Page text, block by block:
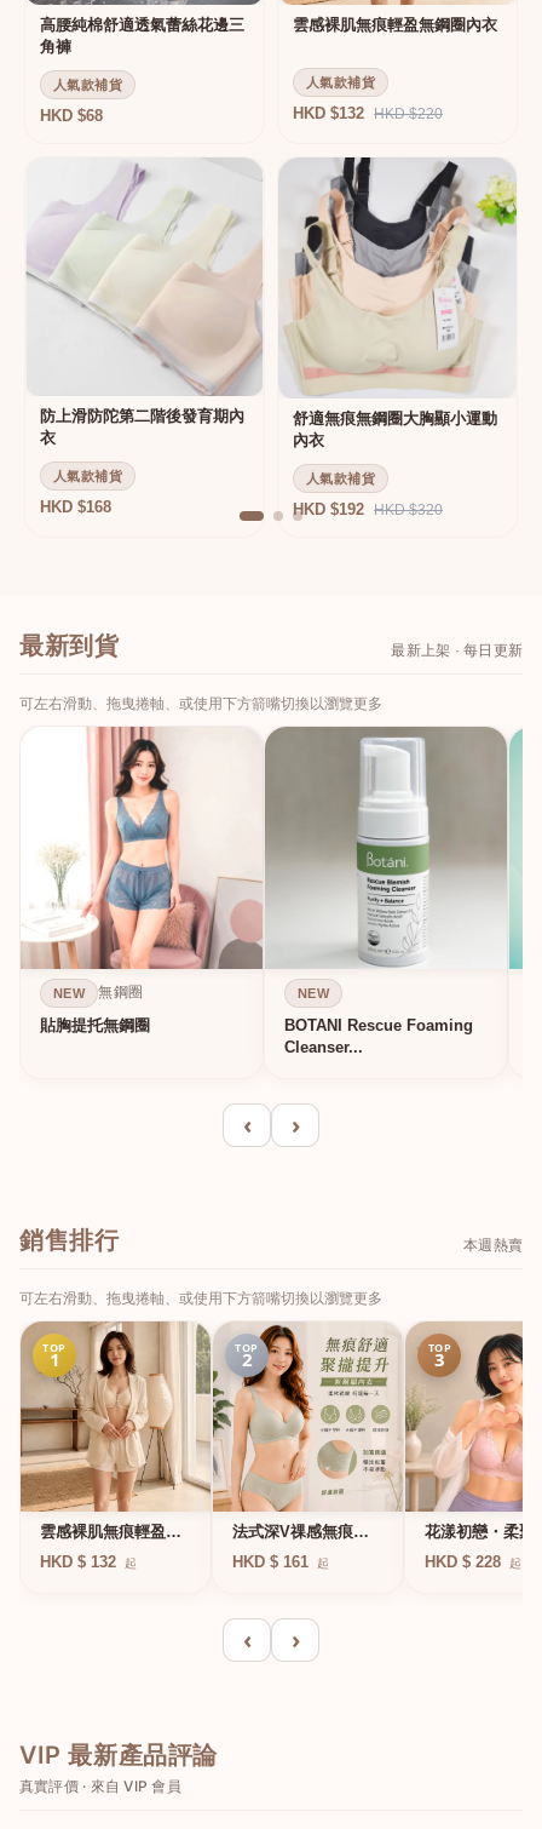
高腰純棉舒適透氣蕾絲花邊三
角褲
人氣款補貨
HKD $68
雲感裸肌無痕輕盈無鋼圈內衣
人氣款補貨
HKD $132 HKD $220
防上滑防陀第二階後發育期內
衣
人氣款補貨
HKD $168
舒適無痕無鋼圈大胸顯小運動
內衣
人氣款補貨
HKD $192 HKD $320
最新到貨 最新上架 · 每日更新
可左右滑動、拖曳捲軸、或使用下方箭嘴切換以瀏覽更多
NEW 無鋼圈
貼胸提托無鋼圈
NEW
BOTANI Rescue Foaming
Cleanser...
‹ ›
銷售排行 本週熱賣
可左右滑動、拖曳捲軸、或使用下方箭嘴切換以瀏覽更多
TOP
1
雲感裸肌無痕輕盈無
鋼圈內衣
HKD $ 132 起
TOP
2
法式深V祼感無痕果
凍軟支撐條無鋼圈內
HKD $ 161 起
TOP
3
花漾初戀・柔聚
圈蕾絲內衣
HKD $ 228 起
‹ ›
VIP 最新產品評論
真實評價 · 來自 VIP 會員